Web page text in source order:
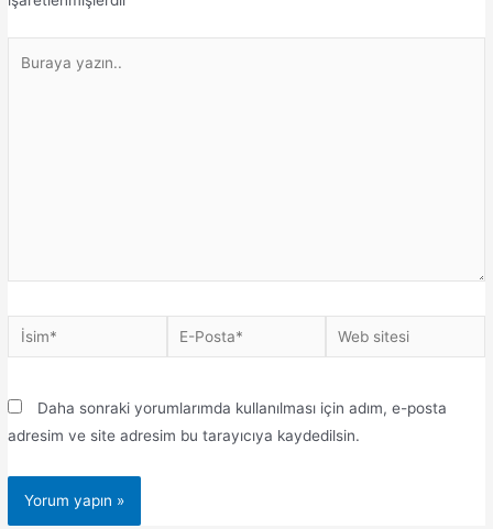
Daha sonraki yorumlarımda kullanılması için adım, e-posta
adresim ve site adresim bu tarayıcıya kaydedilsin.